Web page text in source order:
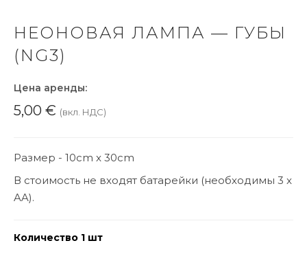
НЕОНОВАЯ ЛАМПА — ГУБЫ
(NG3)
Цена аренды:
5,00 € (вкл. НДС)
Размер - 10cm x 30cm
В стоимость не входят батарейки (необходимы 3 x
AA).
Количество 1 шт